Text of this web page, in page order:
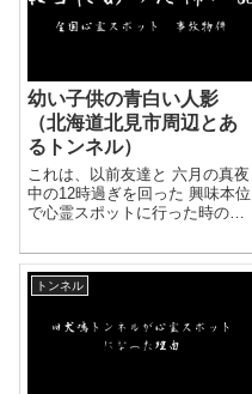
幼い子供の青白い人影
（北海道北見市周辺とあ
るトンネル）
これは、以前友達と 六月の真夜
中の12時過ぎを回った 興味本位
で心霊スポットに行った時の話
た時に、 その頃仲の良かった友
達男一人と、 女の友達と自分の
3人で、 良くドライブを...
トンネル